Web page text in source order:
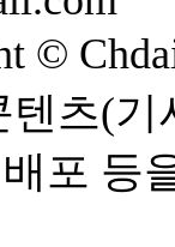
©
츠(
포 등